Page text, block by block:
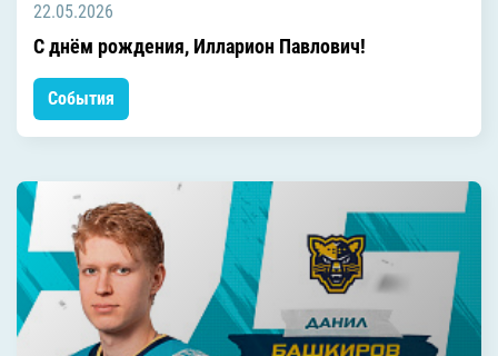
22.05.2026
С днём рождения, Илларион Павлович!
События